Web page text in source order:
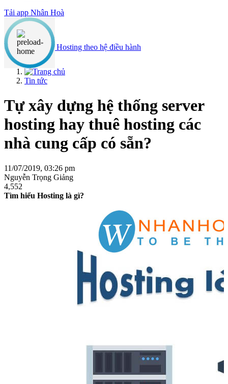
Tải app Nhân Hoà
Nội dung chính
Phân loại Hosting theo hệ điều hành
Tin tức
Tự xây dựng hệ thống server
hosting hay thuê hosting các
nhà cung cấp có sẵn?
11/07/2019, 03:26 pm
Nguyễn Trọng Giảng
4,552
Tìm hiểu Hosting là gì?